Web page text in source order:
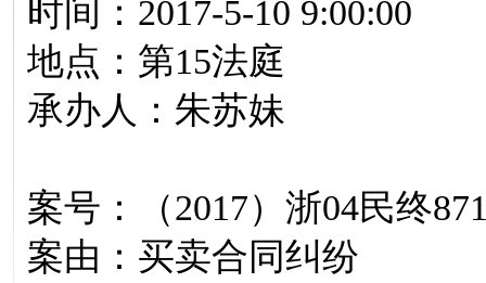
时间：2017-5-10 9:00:00
地点：第15法庭
承办人：朱苏妹
案号：（2017）浙04民终
案由：买卖合同纠纷